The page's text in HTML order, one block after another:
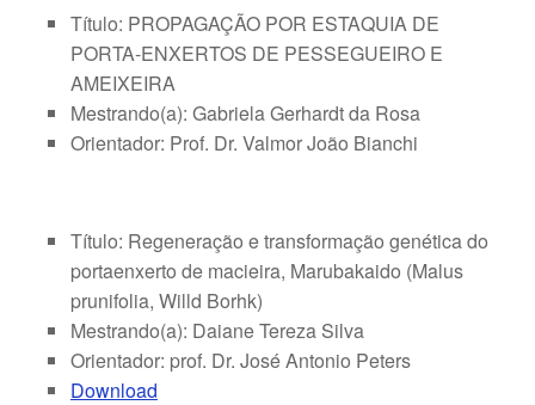
Título: PROPAGAÇÃO POR ESTAQUIA DE
PORTA-ENXERTOS DE PESSEGUEIRO E
AMEIXEIRA
Mestrando(a): Gabriela Gerhardt da Rosa
Orientador: Prof. Dr. Valmor João Bianchi
Título: Regeneração e transformação genética do
portaenxerto de macieira, Marubakaido (Malus
prunifolia, Willd Borhk)
Mestrando(a): Daiane Tereza Silva
Orientador: prof. Dr. José Antonio Peters
Download